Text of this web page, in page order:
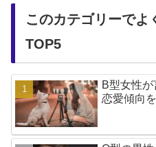
このカテゴリーでよ
TOP5
B型女性
恋愛傾向